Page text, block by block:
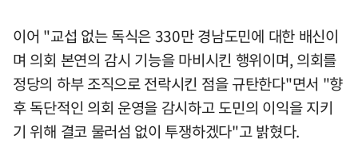
이어 "교섭 없는 독식은 330만 경남도민에 대한 배신이
며 의회 본연의 감시 기능을 마비시킨 행위이며, 의회를
정당의 하부 조직으로 전락시킨 점을 규탄한다"면서 "향
후 독단적인 의회 운영을 감시하고 도민의 이익을 지키
기 위해 결코 물러섬 없이 투쟁하겠다"고 밝혔다.